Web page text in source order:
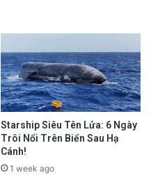
Starship Siêu Tên Lửa: 6 Ngày
Trôi Nổi Trên Biển Sau Hạ
Cánh!
1 week ago